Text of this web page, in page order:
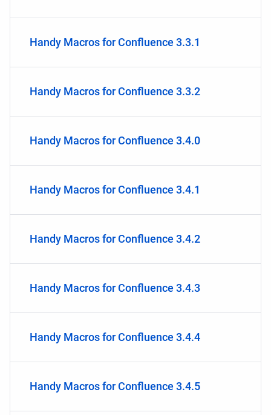
Handy Macros for Confluence 3.3.1
Handy Macros for Confluence 3.3.2
Handy Macros for Confluence 3.4.0
Handy Macros for Confluence 3.4.1
Handy Macros for Confluence 3.4.2
Handy Macros for Confluence 3.4.3
Handy Macros for Confluence 3.4.4
Handy Macros for Confluence 3.4.5